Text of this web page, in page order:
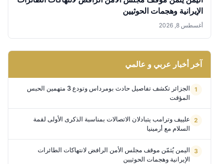
الإيرانية وهجمات الحوثيين
أغسطس 8, 2026
آخر أخبار عربي و عالمي
الجزائر تكشف تفاصيل حادث بومرداس وتودع 3 متهمين الحبس
المؤقت
علييف وترامب يتبادلان الاتصالات بمناسبة الذكرى الأولى لقمة
السلام مع أرمينيا
اليمن يُثمّن موقف مجلس الأمن الرافض لانتهاكات الطائرات
الإيرانية وهجمات الحوثيين